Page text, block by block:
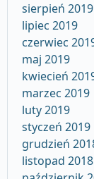
sierpień 2019
lipiec 2019
czerwiec
maj 2019
kwiecień
marzec 2019
luty 2019
styczeń 2019
grudzień
listopad 2018